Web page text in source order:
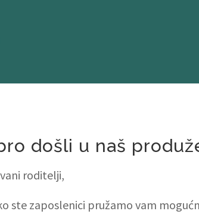
došli u naš
roditelji,
ste zaposlenici pružamo vam